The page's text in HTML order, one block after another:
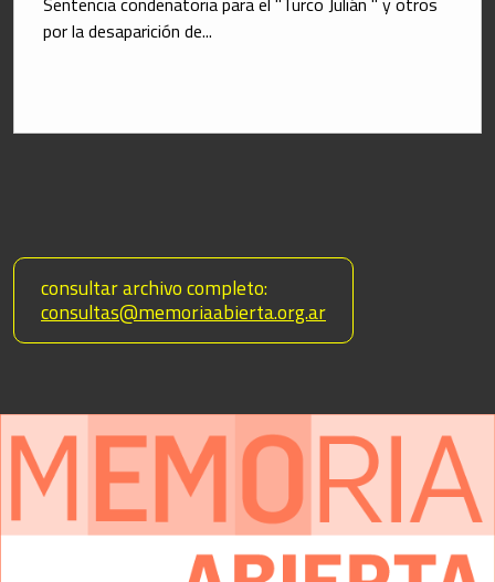
por la desaparición de...
consultar archivo completo:
consultas@memoriaabierta.org.ar